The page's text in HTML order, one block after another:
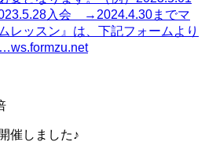
入会 →2024.4.30までマ
レッスン』は、下記フォームより
ws.formzu.net
催しました♪